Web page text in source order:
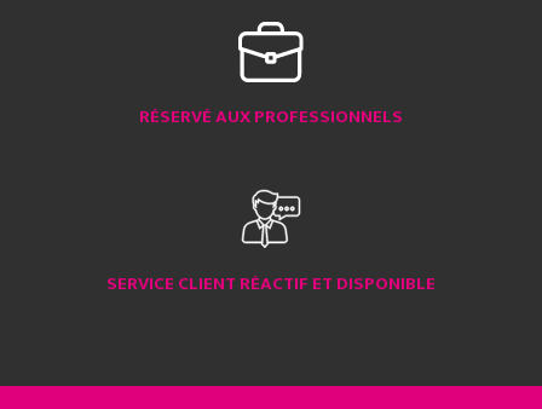
RÉSERVÉ AUX PROFESSIONNELS
SERVICE CLIENT RÉACTIF ET DISPONIBLE